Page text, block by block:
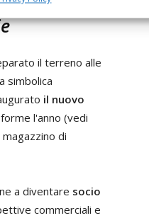
il terreno alle
simbolica
il nuovo
l'anno (vedi
di
a diventare socio
commerciali e